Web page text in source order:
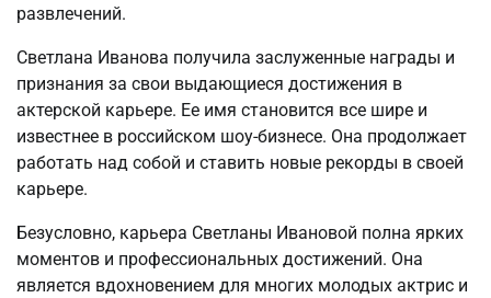
развлечений.
Светлана Иванова получила заслуженные награды и
признания за свои выдающиеся достижения в
актерской карьере. Ее имя становится все шире и
известнее в российском шоу-бизнесе. Она продолжает
работать над собой и ставить новые рекорды в своей
карьере.
Безусловно, карьера Светланы Ивановой полна ярких
моментов и профессиональных достижений. Она
является вдохновением для многих молодых актрис и